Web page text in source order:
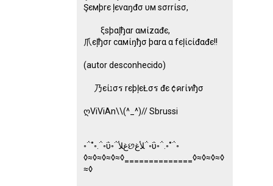
Şємþrє ļєναŋđσ υм ѕσrrίѕσ,
ξѕþαļђαr αмίzαđє,
爪єļђσr cαмίŋђσ þαrα α fєļίcίđαđє!!
(autor desconhecido)
乃єίנσร rєþļєŁσร đє ¢คrίทђσ
ღViViAn\\(^_^)// Sbrussi
◦΅˚◦.΅◦ΰ◦΅ﻍﻸછﻸﻍ΅◦ΰ◦΅.◦˚΅◦
◊≈◊≈◊≈◊≈◊‗‗‗‗‗‗‗‗‗‗‗‗‗‗◊≈◊≈◊≈◊
≈◊